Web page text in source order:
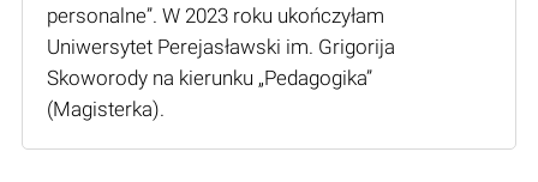
personalne”. W 2023 roku ukończyłam
Uniwersytet Perejasławski im. Grigorija
Skoworody na kierunku „Pedagogika”
(Мagisterka).